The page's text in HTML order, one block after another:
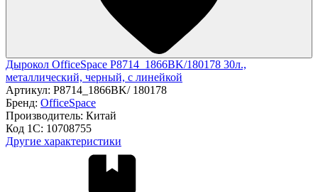
Дырокол OfficeSpace P8714_1866BK/180178 30л.,
металлический, черный, с линейкой
Артикул: P8714_1866BK/ 180178
Бренд: OfficeSpace
Производитель: Китай
Код 1С: 10708755
Другие характеристики